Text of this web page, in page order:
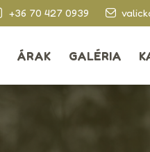
+36 70 427 0939
ÁRAK GALÉRIA